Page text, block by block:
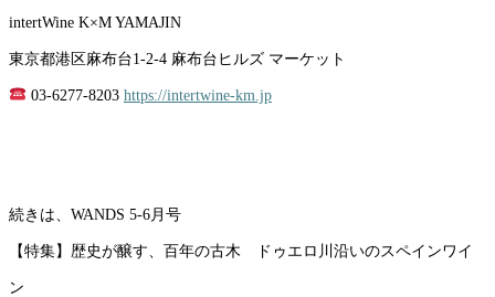
intertWine K×M YAMAJIN
東京都港区麻布台1-2-4 麻布台ヒルズ マーケット
03-6277-8203 https://intertwine-km.jp
続きは、WANDS 5-6月号
【特集】歴史が醸す、百年の古木 ドゥエロ川沿いのスペインワイ
ン